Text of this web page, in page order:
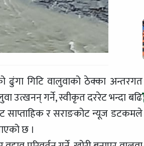
ढुंगा गिटि वालुवाको ठेक्का अन्तरगत
उत्खनन् गर्ने, स्वीकृत दररेट भन्दा बढि
साप्ताहिक र सराङकोट न्यूज डटकमले
छ ।